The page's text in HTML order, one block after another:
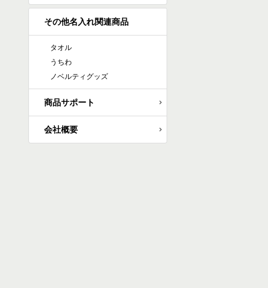
その他名入れ関連商品
タオル
うちわ
ノベルティグッズ
商品サポート
会社概要